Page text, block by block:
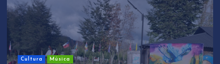
Cultura Música